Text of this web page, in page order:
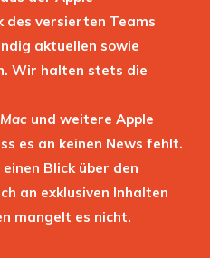
versierten Teams
aktuellen sowie
Wir halten stets die
Mac und weitere Apple
es an keinen News fehlt.
Blick über den
an exklusiven Inhalten
mangelt es nicht.